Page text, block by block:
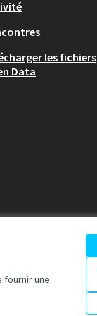
fournir une
les fichiers
Data